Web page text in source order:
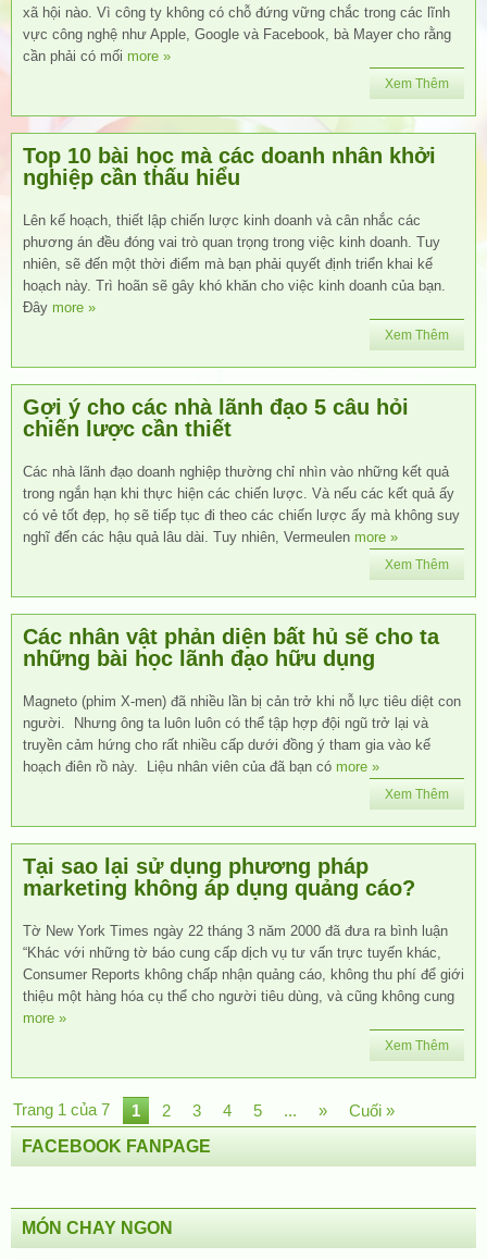
xã hội nào. Vì công ty không có chỗ đứng vững chắc trong các lĩnh
vực công nghệ như Apple, Google và Facebook, bà Mayer cho rằng
cần phải có mối more »
Xem Thêm
Top 10 bài học mà các doanh nhân khởi
nghiệp cần thấu hiểu
Lên kế hoạch, thiết lập chiến lược kinh doanh và cân nhắc các
phương án đều đóng vai trò quan trọng trong việc kinh doanh. Tuy
nhiên, sẽ đến một thời điểm mà bạn phải quyết định triển khai kế
hoạch này. Trì hoãn sẽ gây khó khăn cho việc kinh doanh của bạn.
Đây more »
Xem Thêm
Gợi ý cho các nhà lãnh đạo 5 câu hỏi
chiến lược cần thiết
Các nhà lãnh đạo doanh nghiệp thường chỉ nhìn vào những kết quả
trong ngắn hạn khi thực hiện các chiến lược. Và nếu các kết quả ấy
có vẻ tốt đẹp, họ sẽ tiếp tục đi theo các chiến lược ấy mà không suy
nghĩ đến các hậu quả lâu dài. Tuy nhiên, Vermeulen more »
Xem Thêm
Các nhân vật phản diện bất hủ sẽ cho ta
những bài học lãnh đạo hữu dụng
Magneto (phim X-men) đã nhiều lần bị cản trở khi nỗ lực tiêu diệt con
người. Nhưng ông ta luôn luôn có thể tập hợp đội ngũ trở lại và
truyền cảm hứng cho rất nhiều cấp dưới đồng ý tham gia vào kế
hoạch điên rồ này. Liệu nhân viên của đã bạn có more »
Xem Thêm
Tại sao lại sử dụng phương pháp
marketing không áp dụng quảng cáo?
Tờ New York Times ngày 22 tháng 3 năm 2000 đã đưa ra bình luận
“Khác với những tờ báo cung cấp dịch vụ tư vấn trực tuyến khác,
Consumer Reports không chấp nhận quảng cáo, không thu phí để giới
thiệu một hàng hóa cụ thể cho người tiêu dùng, và cũng không cung
more »
Xem Thêm
Trang 1 của 7 1 2 3 4 5 ... »
Cuối »
FACEBOOK FANPAGE
MÓN CHAY NGON